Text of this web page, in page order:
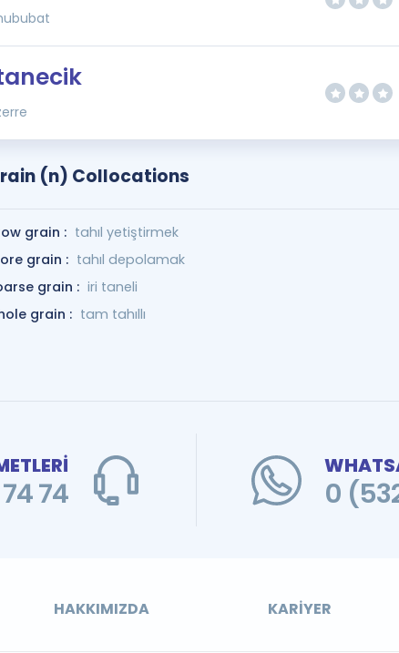
(n) Collocations
grain : tahıl yetiştirmek
grain : tahıl depolamak
grain : iri taneli
grain : tam tahıllı
74 0
HAKKIMIZDA KARIYER